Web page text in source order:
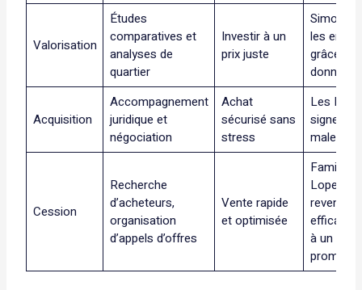
Valorisation
Études
comparatives et
analyses de
quartier
Investir à un
prix juste
Simon
les
grâce aux
données
Acquisition
Accompagnement
juridique et
négociation
Achat
sécurisé sans
stress
Les
signent
Cession
Recherche
d’acheteurs,
organisation
d’appels d’offres
Vente rapide
et optimisée
Famille
Lopez
revend
à un